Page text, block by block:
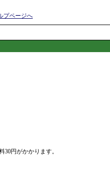
プページへ
円がかかります。